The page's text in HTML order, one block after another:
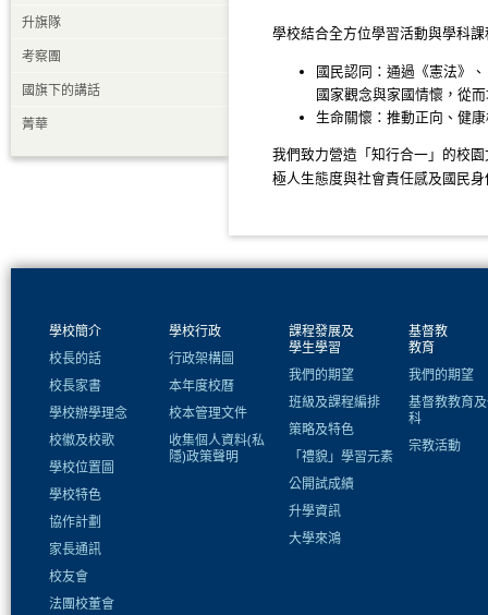
升旗隊
考察團
國旗下的講話
菁華
學校結合全方位學習活動與學科
國民認同：通過《憲法》
國家觀念與家國情懷，從
生命關懷：推動正向、健
我們致力營造「知行合一」的校
極人生態度與社會責任感及國民
學校簡介
校長的話
校長家書
學校辦學理念
校徽及校歌
學校位置圖
學校特色
協作計劃
家長通訊
校友會
法團校董會
學校行政
行政架構圖
本年度校曆
校本管理文件
收集個人資料(私
隱)政策聲明
課程發展及
學生學習
我們的期望
班級及課程編排
策略及特色
「禮貌」學習元素
公開試成績
升學資訊
大學來鴻
基督教
教育
我們的期望
基督教教育
科
宗教活動